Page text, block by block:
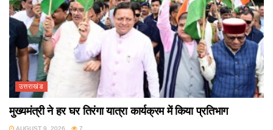
उत्तराखंड
मुख्यमंत्री ने हर घर तिरंगा यात्रा कार्यक्रम में किया प्रतिभाग
AUGUST 9, 2026 7